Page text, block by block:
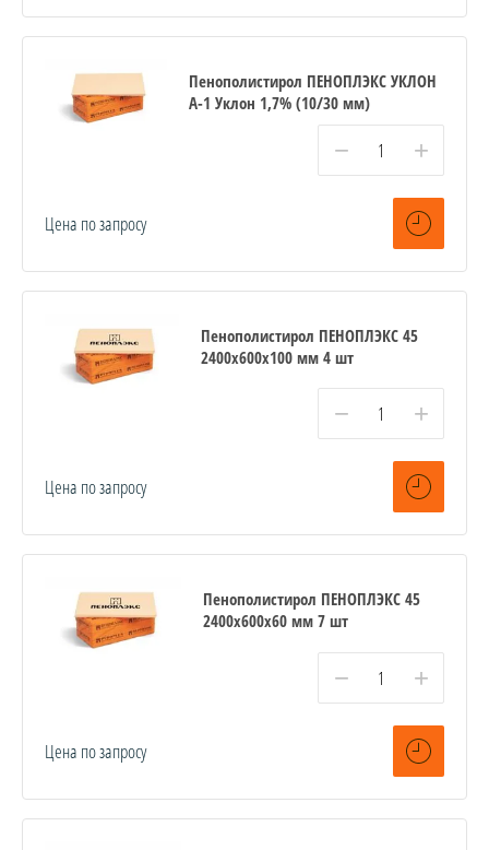
Пенополистирол ПЕНОПЛЭКС УКЛОН
А-1 Уклон 1,7% (10/30 мм)
− +
Цена по запросу
Пенополистирол ПЕНОПЛЭКС 45
2400х600х100 мм 4 шт
− +
Цена по запросу
Пенополистирол ПЕНОПЛЭКС 45
2400х600х60 мм 7 шт
− +
Цена по запросу